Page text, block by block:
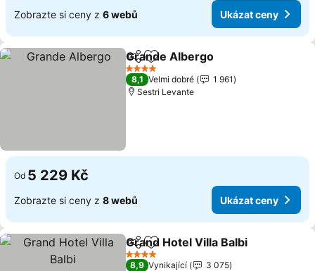
Zobrazte si ceny z 6 webů Ukázat ceny
SdíletPřidat na seznam oblíbených
Grande Albergo
4 Počet hvězdiček
8,1 Velmi dobré
1 961
Sestri Levante
Od 5 229 Kč
Zobrazte si ceny z 8 webů Ukázat ceny
SdíletPřidat na seznam oblíbených
Grand Hotel Villa Balbi
4 Počet hvězdiček
8,9 Vynikající
3 075